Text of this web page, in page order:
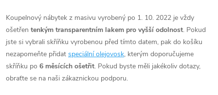
Koupelnový nábytek z masivu vyrobený po 1. 10. 2022 je vždy
ošetřen tenkým transparentním lakem pro vyšší odolnost. Pokud
jste si vybrali skříňku vyrobenou před tímto datem, pak do košíku
nezapomeňte přidat speciální olejovosk, kterým doporučujeme
skříňku po 6 měsících ošetřit. Pokud byste měli jakékoliv dotazy,
obraťte se na naši zákaznickou podporu.